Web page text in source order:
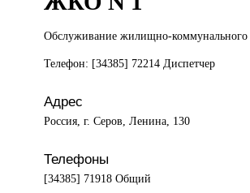
Обслуживание жилищно-
Телефон: [34385] 72214 Диспетчер
Адрес
Россия, г. Серов, Ленина, 130
Телефоны
[34385] 71918 Общий